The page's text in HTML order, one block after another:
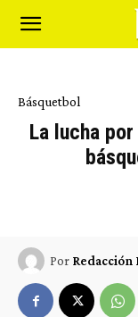
Básquetbol
La lucha
Por Redacción